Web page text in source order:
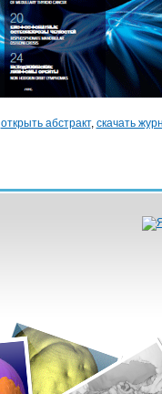
открыть абстракт, скачать